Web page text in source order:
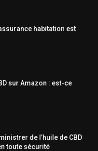
habitation est
sur Amazon : est-ce
de l’huile de CBD
toute sécurité